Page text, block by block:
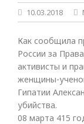
10.03.2018
Как сообщила
России за
активисты и
женщины-
Гипатии
убийства.
08 марта 415